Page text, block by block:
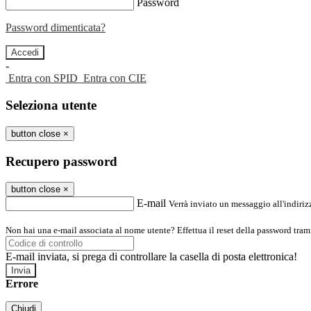
Password
Password dimenticata?
-
Entra con SPID Entra con CIE
Seleziona utente
button close ×
Recupero password
button close ×
E-mail Verrà inviato un messaggio
Non hai una e-mail associata al nome utente? Effettua il reset della password
E-mail inviata, si prega di controllare la casella di posta elettronica!
Errore
Chiudi